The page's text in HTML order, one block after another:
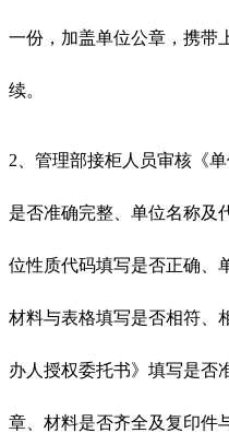
一份，加盖单位公章，携带
续。
2、管理部接柜人员审核《
是否准确完整、单位名称及
位性质代码填写是否正确、
材料与表格填写是否相符、
办人授权委托书》填写是否
章、材料是否齐全及复印件